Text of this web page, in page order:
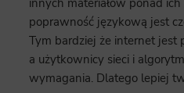
innych materiałów ponad
poprawność językową jest
Tym bardziej że internet jest
a użytkownicy sieci i
wymagania. Dlatego lepiej